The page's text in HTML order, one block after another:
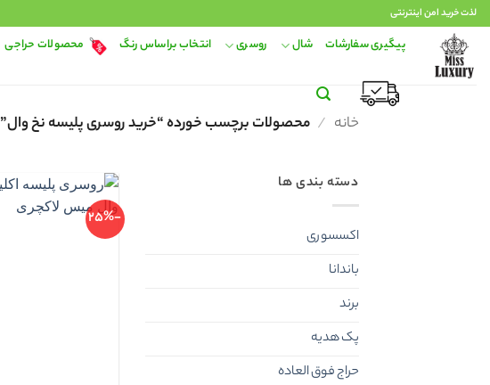
Skip
to
content
لذت خرید امن اینترنتی
پیگیری سفارشات شال روسری انتخاب براساس رنگ محصولات حراجی
خانه / محصولات برچسب خورده “خرید روسری پلیسه نخ وال”
دسته بندی ها
اکسسوری
باندانا
برند
پک هدیه
حراج فوق العاده
-25%